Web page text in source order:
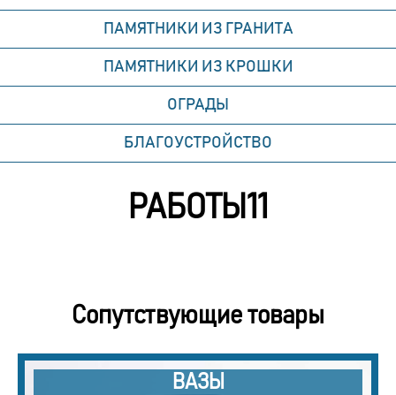
ПАМЯТНИКИ ИЗ ГРАНИТА
ПАМЯТНИКИ ИЗ КРОШКИ
ОГРАДЫ
БЛАГОУСТРОЙСТВО
РАБОТЫ11
Сопутствующие товары
ВАЗЫ